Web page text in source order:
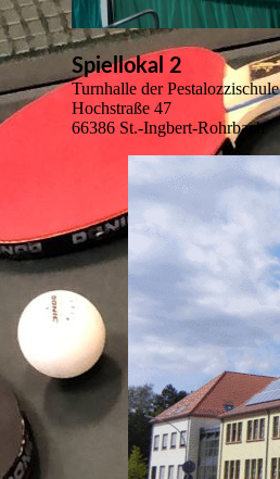
Spiellokal 2
Turnhalle der Pestalozzischule
Hochstraße 47
66386 St.-Ingbert-Rohrbach